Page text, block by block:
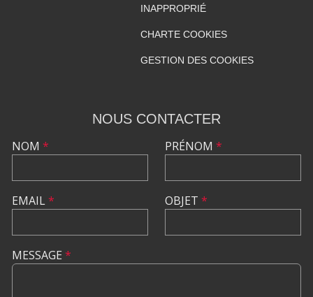
INAPPROPRIÉ
CHARTE COOKIES
GESTION DES COOKIES
NOUS CONTACTER
NOM *
EMAIL*
PRÉNOM *
OBJET *
MESSAGE *